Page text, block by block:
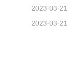
2023-03-21
2023-03-21